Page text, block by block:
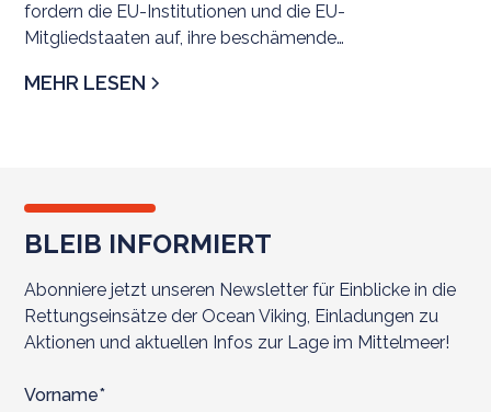
fordern die EU-Institutionen und die EU-
Mitgliedstaaten auf, ihre beschämende
Migrationskontrolle unverzüglich zu beenden. Die
gegenüber Menschen auf der Flucht, Asylsuchenden
angesichts wiederholter Angriffe libyscher Streitkräfte
auf zivile Such- und Rettungs-NGOs (SAR) im
Mittelmeer.
MEHR LESEN
BLEIB INFORMIERT
Abonniere jetzt unseren Newsletter für Einblicke in die
Rettungseinsätze der Ocean Viking, Einladungen zu
Aktionen und aktuellen Infos zur Lage im Mittelmeer!
Vorname*